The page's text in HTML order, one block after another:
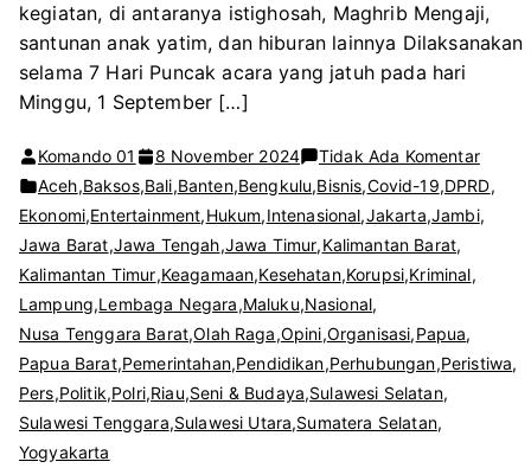
kegiatan, di antaranya istighosah, Maghrib Mengaji,
santunan anak yatim, dan hiburan lainnya Dilaksanakan
selama 7 Hari Puncak acara yang jatuh pada hari
Minggu, 1 September […]
Komando 01 8 November 2024 Tidak Ada Komentarpada
Aceh,Baksos,Bali,Banten,Bengkulu,Bisnis,Covid-19,DPRD,
Ekonomi,Entertainment,Hukum,Intenasional,Jakarta,Jambi,
Jawa Barat,Jawa Tengah,Jawa Timur,Kalimantan Barat,
Kalimantan Timur,Keagamaan,Kesehatan,Korupsi,Kriminal,
Lampung,Lembaga Negara,Maluku,Nasional,
Nusa Tenggara Barat,Olah Raga,Opini,Organisasi,Papua,
Papua Barat,Pemerintahan,Pendidikan,Perhubungan,Peristiwa,
Pers,Politik,Polri,Riau,Seni & Budaya,Sulawesi Selatan,
Sulawesi Tenggara,Sulawesi Utara,Sumatera Selatan,
Yogyakarta